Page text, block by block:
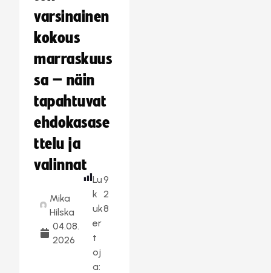
varsinainen
kokous
marraskuus
sa – näin
tapahtuvat
ehdokasase
ttelu ja
valinnat
Mika
Hilska
04.08.
2026
Lu
k
uk
er
t
oj
a:
9
2
8